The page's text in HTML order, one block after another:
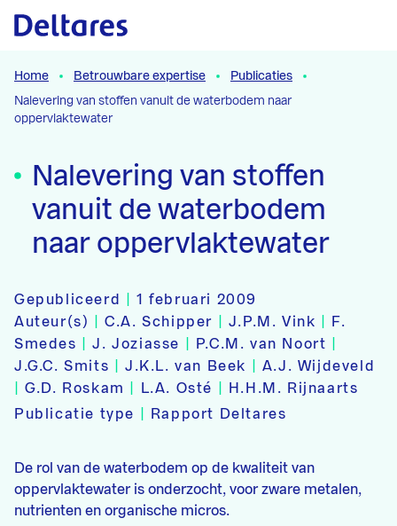
Naar hoofdcontent
Home Betrouwbare expertise
Publicaties
Nalevering van stoffen vanuit de waterbodem naar
oppervlaktewater
Nalevering van stoffen
vanuit de waterbodem
naar oppervlaktewater
Gepubliceerd |1 februari 2009
Auteur(s)
|C.A. Schipper J.P.M. Vink
F.
Smedes
|J. Joziasse P.C.M. van Noort
J.G.C. Smits
|J.K.L. van Beek
A.J. Wijdeveld
|G.D. Roskam L.A. Osté
H.H.M. Rijnaarts
Publicatie type
Rapport Deltares
De rol van de waterbodem op de kwaliteit van
oppervlaktewater is onderzocht, voor zware metalen,
nutrienten en organische micros.